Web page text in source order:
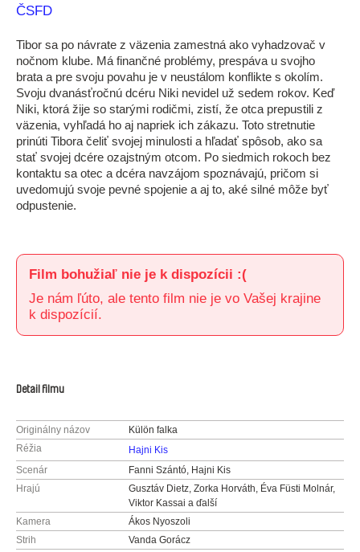
ČSFD
Tibor sa po návrate z väzenia zamestná ako vyhadzovač v
nočnom klube. Má finančné problémy, prespáva u svojho
brata a pre svoju povahu je v neustálom konflikte s okolím.
Svoju dvanásťročnú dcéru Niki nevidel už sedem rokov. Keď
Niki, ktorá žije so starými rodičmi, zistí, že otca prepustili z
väzenia, vyhľadá ho aj napriek ich zákazu. Toto stretnutie
prinúti Tibora čeliť svojej minulosti a hľadať spôsob, ako sa
stať svojej dcére ozajstným otcom. Po siedmich rokoch bez
kontaktu sa otec a dcéra navzájom spoznávajú, pričom si
uvedomujú svoje pevné spojenie a aj to, aké silné môže byť
odpustenie.
Film bohužiaľ nie je k dispozícii :(
Je nám ľúto, ale tento film nie je vo Vašej krajine
k dispozícií.
Detail filmu
Originálny názov
Külön falka
Réžia
Hajni Kis
Scenár
Fanni Szántó, Hajni Kis
Hrajú
Gusztáv Dietz, Zorka Horváth, Éva Füsti Molnár,
Viktor Kassai a ďalší
Kamera
Ákos Nyoszoli
Strih
Vanda Gorácz